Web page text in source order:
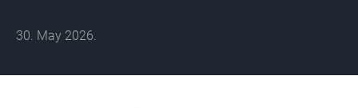
30. May 2026.